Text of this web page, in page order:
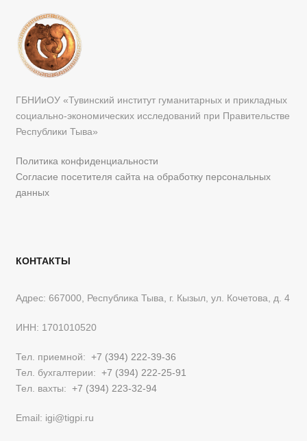
ГБНИиОУ «Тувинский институт гуманитарных и прикладных
социально-экономических исследований при Правительстве
Республики Тыва»
Политика конфиденциальности
Согласие посетителя сайта на обработку персональных
данных
КОНТАКТЫ
Адрес: 667000, Республика Тыва, г. Кызыл, ул. Кочетова, д. 4
ИНН: 1701010520
Тел. приемной: +7 (394) 222-39-36
Тел. бухгалтерии: +7 (394) 222-25-91
Тел. вахты: +7 (394) 223-32-94
Email: igi@tigpi.ru